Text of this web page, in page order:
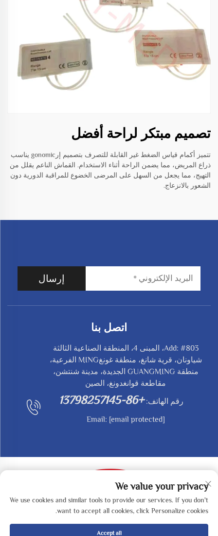
تصميم مبتكر لراحة أفضل
تتميز أكمام قياس الضغط غير القابلة للتصرف بتصميم إرgonomic يناسب
ذراع المريض، مما يضمن الراحة أثناء الاستخدام. القماش الناعم يقلل من
التهيج، مما يجعل من السهل على المرضى الخضوع للمراقبة الدورية دون
الشعور بالانزعاج.
إرسال
اتصل بنا
Add: #803، المبنى 4، المنطقة الصناعية الثالثة
شياونان، قرية شانغ، منطقة غونغMING الفرعية،
منطقة GUANGMING الجديدة، مدينة شنتشن،
مقاطعة قوانغدونغ، الصين
رقم الهاتف: +86-13798257145
Email: [email protected]
حقوق النشر © 2025 بواسطة SHENZHEN REDY-MED
TECHNOLOGY CO.,LTD -
سياسة الخصوصية
We value your privacy
We use cookies and similar tools to provide our services. If you don't
want to accept all cookies, click Personalize cookies.
Accept all